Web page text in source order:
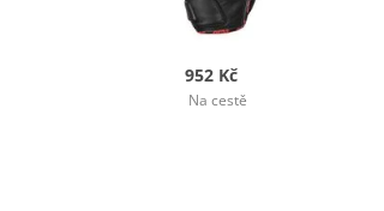
952 Kč
Na cestě